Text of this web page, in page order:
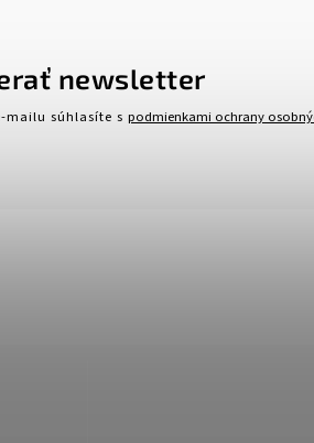
newsletter
mailu súhlasíte s podmienkami ochrany